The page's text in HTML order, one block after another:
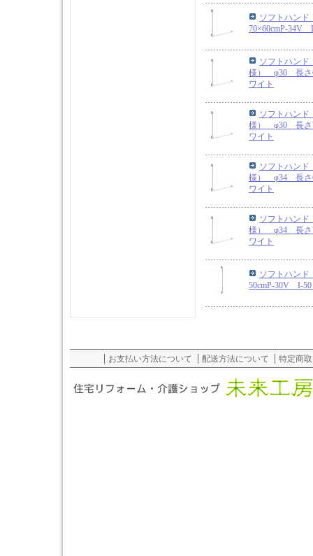
ソフトハン
70×60cmP-34V
ソフトハン
様） φ30 長さ
ワイト
ソフトハン
様） φ30 長さ
ワイト
ソフトハン
様） φ34 長さ
ワイト
ソフトハン
様） φ34 長さ
ワイト
ソフトハン
50cmP-30V I-
お支払い方法について 配送方法について 特定商